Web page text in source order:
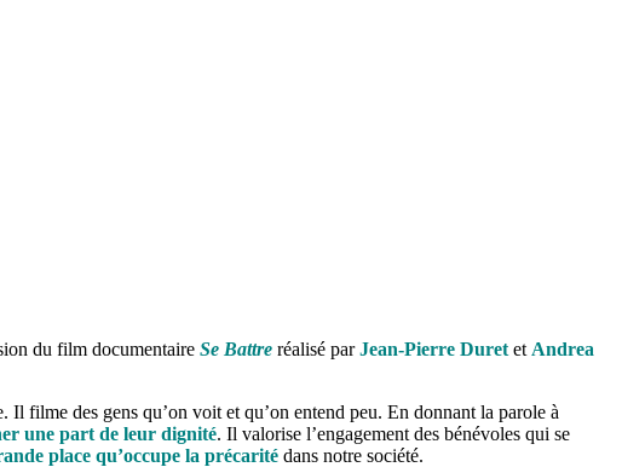
du film documentaire Se Battre réalisé parJean-Pierre Duret et Andrea
Il filme des gens qu’on voit et qu’on entend peu. En donnant la parole à
une part de leur dignité. Il valorise l’engagement des bénévoles qui se
place qu’occupe la précarité dans notre société.